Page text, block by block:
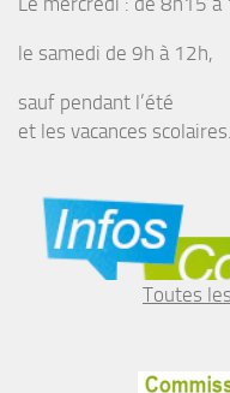
le samedi de 9h à 12h,
sauf pendant l’été
et les vacances scolaires.
Toutes